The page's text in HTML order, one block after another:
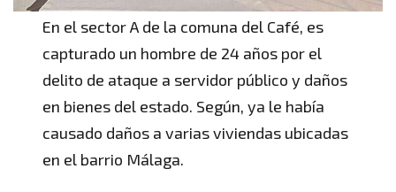
En el sector A de la comuna del Café, es
capturado un hombre de 24 años por el
delito de ataque a servidor público y daños
en bienes del estado. Según, ya le había
causado daños a varias viviendas ubicadas
en el barrio Málaga.